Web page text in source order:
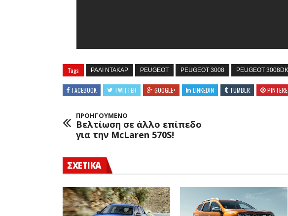
Tags ΡΑΛΙ ΝΤΑΚΑΡ PEUGEOT PEUGEOT 3008 PEUGEOT
FACEBOOK TWITTER GOOGLE+ LINKEDIN TUMBLR
ΠΡΟΗΓΟΥΜΕΝΟ
Βελτίωση σε άλλο επίπεδο
για την McLaren 570S!
ΣΧΕΤΙΚΑ